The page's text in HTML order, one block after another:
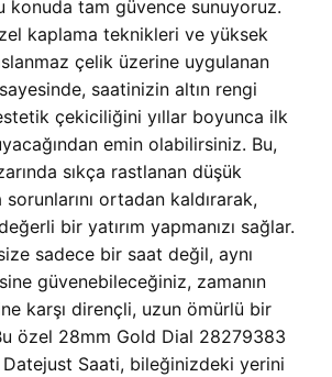
konuda tam güvence sunuyoruz.
kaplama teknikleri ve yüksek
çelik üzerine uygulanan
saatinizin altın rengi
çekiciliğini yıllar boyunca ilk
emin olabilirsiniz. Bu,
sıkça rastlanan düşük
ortadan kaldırarak,
bir yatırım yapmanızı sağlar.
sadece bir saat değil, aynı
güvenebileceğiniz, zamanın
karşı dirençli, uzun ömürlü bir
özel 28mm Gold Dial 28279383
Saati, bileğinizdeki yerini